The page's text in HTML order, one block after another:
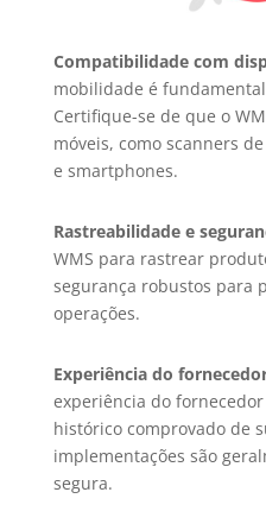
Compatibilidade com
mobilidade é
Certifique-se de que o
móveis, como scanners
e smartphones.
Rastreabilidade e
WMS para rastrear
segurança robustos para
operações.
Experiência do
experiência do
histórico comprovado de
implementações são
segura.